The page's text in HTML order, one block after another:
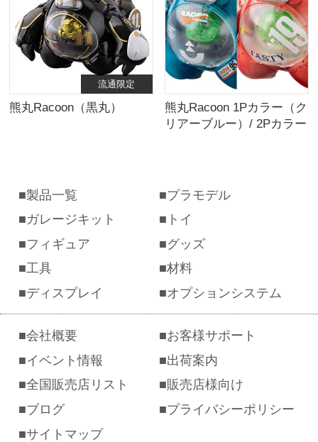
流通限定
熊丸Racoon（黒丸）
熊丸Racoon 1Pカラー（ク
リアーブルー）/ 2Pカラー
製品一覧
プラモデル
ガレージキット
トイ
フィギュア
グッズ
工具
材料
ディスプレイ
オプションシステム
会社概要
お客様サポート
イベント情報
出荷案内
全国販売店リスト
販売店様向け
ブログ
プライバシーポリシー
サイトマップ